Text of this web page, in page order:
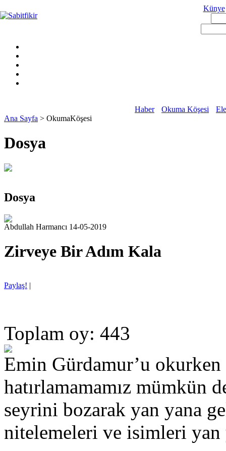
Künye
Haber Okuma Köşesi
Ana Sayfa > OkumaKöşesi
Dosya
Dosya
Abdullah Harmancı 14-05-2019
Zirveye Bir Adım Kala
Paylaş! |
Toplam oy: 443
Emin Gürdamur’u
hatırlamamamız mümkün
seyrini bozarak yan yana
nitelemeleri ve isimleri